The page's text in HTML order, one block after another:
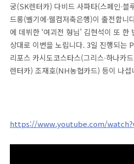
궁(SK렌터카) 다비드 사파타(스페인∙블
드롱(벨기에∙웰컴저축은행)이 출전합니
에 데뷔한 ‘여괴전 형님’ 김현석이 또
상대로 이변을 노립니다. 3일 진행되는
리포스 카시도코스타스(그리스∙하나카
렌터카) 조재호(NH농협카드) 등이 나섭
https://www.youtube.com/